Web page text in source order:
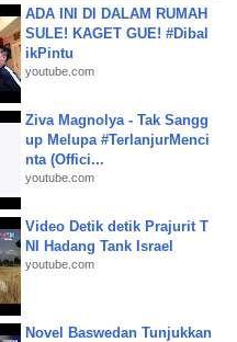
ADA INI DI DALAM RUMAH
SULE! KAGET GUE! #Dibal
ikPintu
youtube.com
Ziva Magnolya - Tak Sangg
up Melupa #TerlanjurMenci
nta (Offici...
youtube.com
Video Detik detik Prajurit T
NI Hadang Tank Israel
youtube.com
Novel Baswedan Tunjukkan